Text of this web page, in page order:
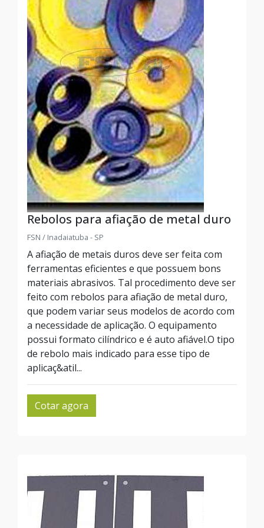
Rebolos para afiação de metal duro
FSN / Inadaiatuba - SP
A afiação de metais duros deve ser feita com
ferramentas eficientes e que possuem bons
materiais abrasivos. Tal procedimento deve ser
feito com rebolos para afiação de metal duro,
que podem variar seus modelos de acordo com
a necessidade de aplicação. O equipamento
possui formato cilíndrico e é auto afiável.O tipo
de rebolo mais indicado para esse tipo de
aplicaç&atil...
Cotar agora